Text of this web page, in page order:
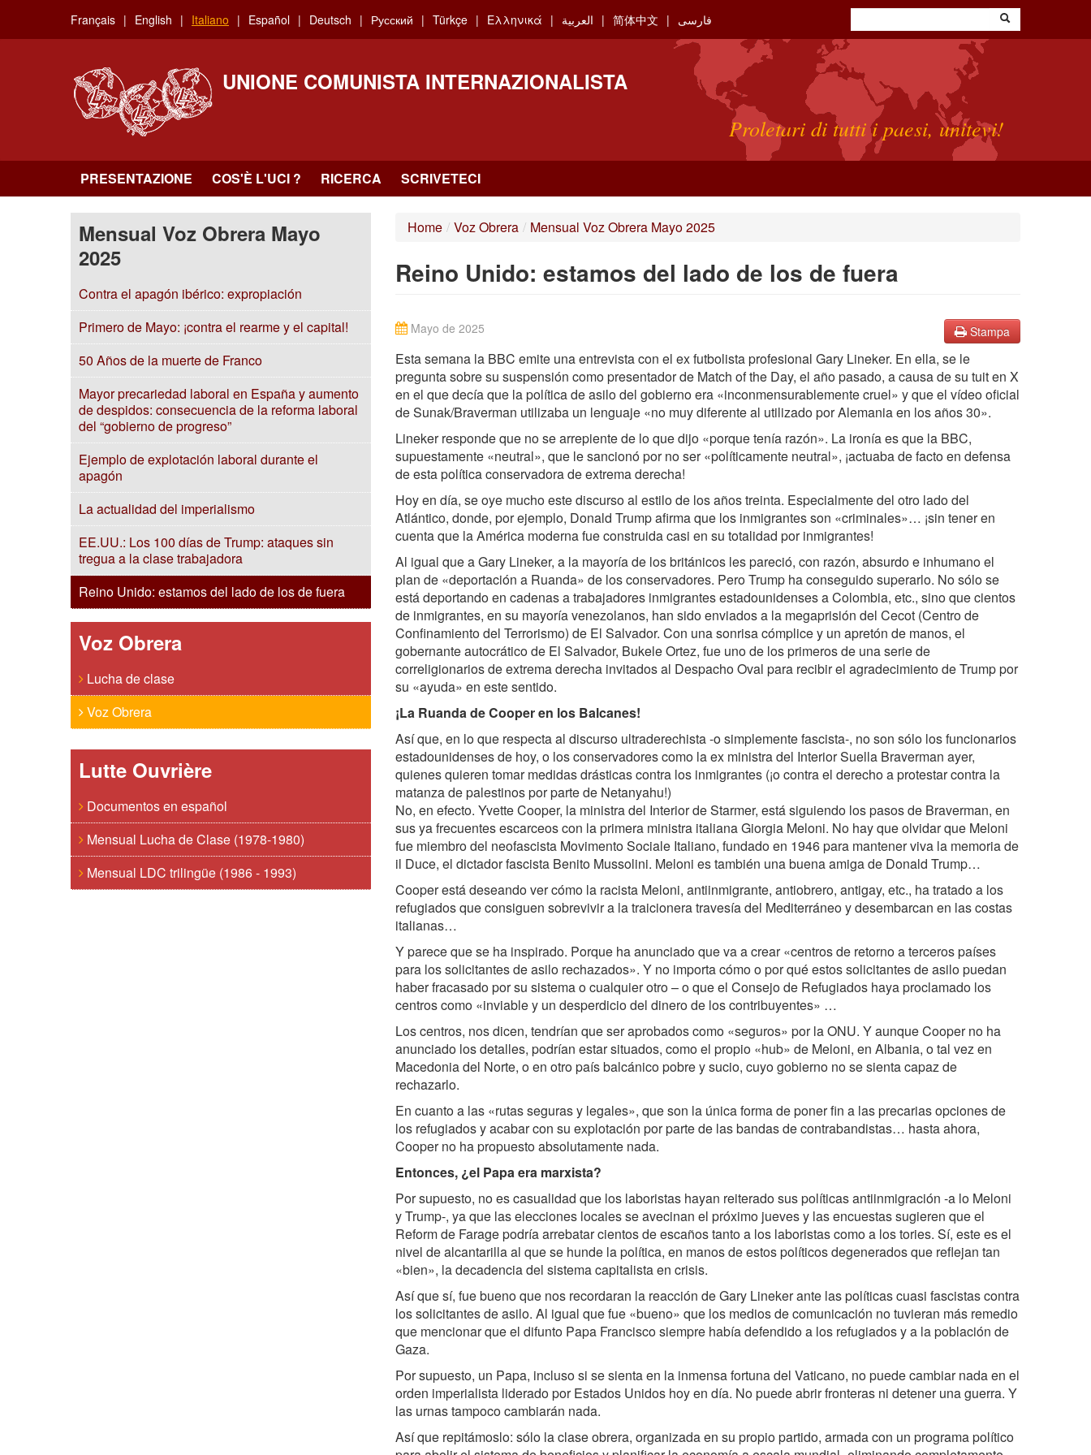
main
Français English Italiano Español Deutsch Русский Türkçe Ελληνικά العربية 简体中文 فارسی
UNIONE COMUNISTA INTERNAZIONALISTA
Proletari di tutti i paesi, unitevi!
PRESENTAZIONE COS'È L'UCI ? RICERCA SCRIVETECI
Mensual Voz Obrera Mayo
2025
Contra el apagón ibérico: expropiación
Primero de Mayo: ¡contra el rearme y el capital!
50 Años de la muerte de Franco
Mayor precariedad laboral en España y aumento
de despidos: consecuencia de la reforma laboral
del “gobierno de progreso”
Ejemplo de explotación laboral durante el
apagón
La actualidad del imperialismo
EE.UU.: Los 100 días de Trump: ataques sin
tregua a la clase trabajadora
Reino Unido: estamos del lado de los de fuera
Voz Obrera
Lucha de clase
Voz Obrera
Lutte Ouvrière
Documentos en español
Mensual Lucha de Clase (1978-1980)
Mensual LDC trilingüe (1986 - 1993)
Home / Voz Obrera / Mensual Voz Obrera Mayo 2025
Reino Unido: estamos del lado de los de fuera
Stampa
Mayo de 2025
Esta semana la BBC emite una entrevista con el ex futbolista profesional Gary Lineker. En ella, se le
pregunta sobre su suspensión como presentador de Match of the Day, el año pasado, a causa de su tuit en X
en el que decía que la política de asilo del gobierno era «inconmensurablemente cruel» y que el vídeo oficial
de Sunak/Braverman utilizaba un lenguaje «no muy diferente al utilizado por Alemania en los años 30».
Lineker responde que no se arrepiente de lo que dijo «porque tenía razón». La ironía es que la BBC,
supuestamente «neutral», que le sancionó por no ser «políticamente neutral», ¡actuaba de facto en defensa
de esta política conservadora de extrema derecha!
Hoy en día, se oye mucho este discurso al estilo de los años treinta. Especialmente del otro lado del
Atlántico, donde, por ejemplo, Donald Trump afirma que los inmigrantes son «criminales»… ¡sin tener en
cuenta que la América moderna fue construida casi en su totalidad por inmigrantes!
Al igual que a Gary Lineker, a la mayoría de los británicos les pareció, con razón, absurdo e inhumano el
plan de «deportación a Ruanda» de los conservadores. Pero Trump ha conseguido superarlo. No sólo se
está deportando en cadenas a trabajadores inmigrantes estadounidenses a Colombia, etc., sino que cientos
de inmigrantes, en su mayoría venezolanos, han sido enviados a la megaprisión del Cecot (Centro de
Confinamiento del Terrorismo) de El Salvador. Con una sonrisa cómplice y un apretón de manos, el
gobernante autocrático de El Salvador, Bukele Ortez, fue uno de los primeros de una serie de
correligionarios de extrema derecha invitados al Despacho Oval para recibir el agradecimiento de Trump por
su «ayuda» en este sentido.
¡La Ruanda de Cooper en los Balcanes!
Así que, en lo que respecta al discurso ultraderechista -o simplemente fascista-, no son sólo los funcionarios
estadounidenses de hoy, o los conservadores como la ex ministra del Interior Suella Braverman ayer,
quienes quieren tomar medidas drásticas contra los inmigrantes (¡o contra el derecho a protestar contra la
matanza de palestinos por parte de Netanyahu!)
No, en efecto. Yvette Cooper, la ministra del Interior de Starmer, está siguiendo los pasos de Braverman, en
sus ya frecuentes escarceos con la primera ministra italiana Giorgia Meloni. No hay que olvidar que Meloni
fue miembro del neofascista Movimento Sociale Italiano, fundado en 1946 para mantener viva la memoria de
il Duce, el dictador fascista Benito Mussolini. Meloni es también una buena amiga de Donald Trump…
Cooper está deseando ver cómo la racista Meloni, antiinmigrante, antiobrero, antigay, etc., ha tratado a los
refugiados que consiguen sobrevivir a la traicionera travesía del Mediterráneo y desembarcan en las costas
italianas…
Y parece que se ha inspirado. Porque ha anunciado que va a crear «centros de retorno a terceros países
para los solicitantes de asilo rechazados». Y no importa cómo o por qué estos solicitantes de asilo puedan
haber fracasado por su sistema o cualquier otro – o que el Consejo de Refugiados haya proclamado los
centros como «inviable y un desperdicio del dinero de los contribuyentes» …
Los centros, nos dicen, tendrían que ser aprobados como «seguros» por la ONU. Y aunque Cooper no ha
anunciado los detalles, podrían estar situados, como el propio «hub» de Meloni, en Albania, o tal vez en
Macedonia del Norte, o en otro país balcánico pobre y sucio, cuyo gobierno no se sienta capaz de
rechazarlo.
En cuanto a las «rutas seguras y legales», que son la única forma de poner fin a las precarias opciones de
los refugiados y acabar con su explotación por parte de las bandas de contrabandistas… hasta ahora,
Cooper no ha propuesto absolutamente nada.
Entonces, ¿el Papa era marxista?
Por supuesto, no es casualidad que los laboristas hayan reiterado sus políticas antiinmigración -a lo Meloni
y Trump-, ya que las elecciones locales se avecinan el próximo jueves y las encuestas sugieren que el
Reform de Farage podría arrebatar cientos de escaños tanto a los laboristas como a los tories. Sí, este es el
nivel de alcantarilla al que se hunde la política, en manos de estos políticos degenerados que reflejan tan
«bien», la decadencia del sistema capitalista en crisis.
Así que sí, fue bueno que nos recordaran la reacción de Gary Lineker ante las políticas cuasi fascistas contra
los solicitantes de asilo. Al igual que fue «bueno» que los medios de comunicación no tuvieran más remedio
que mencionar que el difunto Papa Francisco siempre había defendido a los refugiados y a la población de
Gaza.
Por supuesto, un Papa, incluso si se sienta en la inmensa fortuna del Vaticano, no puede cambiar nada en el
orden imperialista liderado por Estados Unidos hoy en día. No puede abrir fronteras ni detener una guerra. Y
las urnas tampoco cambiarán nada.
Así que repitámoslo: sólo la clase obrera, organizada en su propio partido, armada con un programa político